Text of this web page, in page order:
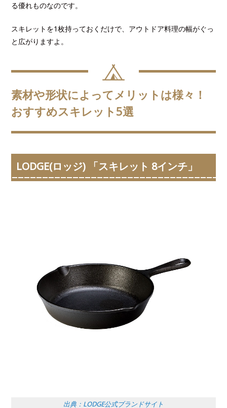
る優れものなのです。
スキレットを1枚持っておくだけで、アウトドア料理の幅がぐっ
と広がりますよ。
素材や形状によってメリットは様々！
おすすめスキレット5選
LODGE(ロッジ) 「スキレット 8インチ」
出典：LODGE公式ブランドサイト